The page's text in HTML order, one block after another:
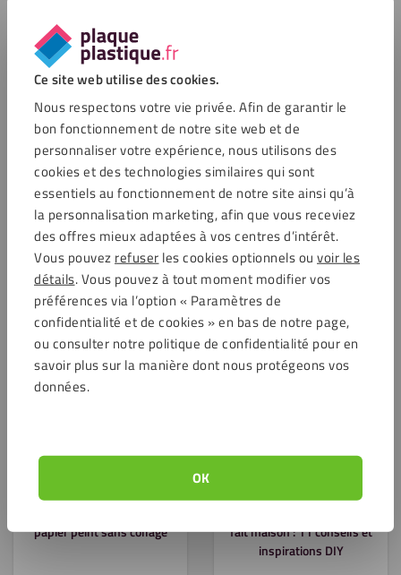
Ce site web utilise des cookies.
Nous respectons votre vie privée. Afin de garantir le
bon fonctionnement de notre site web et de
personnaliser votre expérience, nous utilisons des
cookies et des technologies similaires qui sont
essentiels au fonctionnement de notre site ainsi qu’à
la personnalisation marketing, afin que vous receviez
des offres mieux adaptées à vos centres d’intérêt.
Vous pouvezrefuserles cookies optionnels ou voir les
détails. Vous pouvez à tout moment modifier vos
préférences via l’option « Paramètres de
confidentialité et de cookies » en bas de notre page,
ou consulter notre politique de confidentialité pour en
savoir plus sur la manière dont nous protégeons vos
données.
OK
Le PVC expansé est souvent visible dans le monde de la
publicité et de la signalétique. Il est notamment utilisé pour
la fabrication de présentoirs, de panneaux d’affichage et de
matériel de stand. Ce type de matériau est également très
populaire auprès des imprimeurs, des maquettistes, des
artistes et des amateurs de bricolage et de décoration. Le
PVC mousse est aussi largement utilisé dans l’industrie de la
construction pour l’aménagement intérieur, car il isole à la
fois le son et la chaleur et constitue un excellent revêtement
pour les murs et les plafonds. Il est par ailleurs employé en
décoration, notamment pour la création de cloisons légères
et d’éléments design sur-mesure.
papier peint sans collage
fait maison : 11 conseils et
inspirations DIY